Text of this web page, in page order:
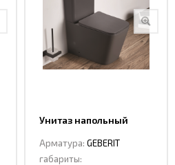
Унитаз напольный
Арматура: GEBERIT
габариты: